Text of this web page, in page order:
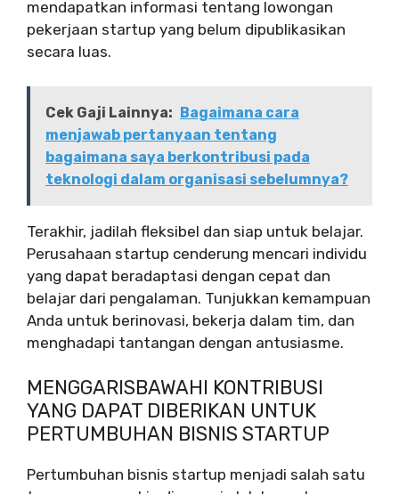
mendapatkan informasi tentang lowongan
pekerjaan startup yang belum dipublikasikan
secara luas.
Cek Gaji Lainnya: Bagaimana cara
menjawab pertanyaan tentang
bagaimana saya berkontribusi pada
teknologi dalam organisasi sebelumnya?
Terakhir, jadilah fleksibel dan siap untuk belajar.
Perusahaan startup cenderung mencari individu
yang dapat beradaptasi dengan cepat dan
belajar dari pengalaman. Tunjukkan kemampuan
Anda untuk berinovasi, bekerja dalam tim, dan
menghadapi tantangan dengan antusiasme.
MENGGARISBAWAHI KONTRIBUSI
YANG DAPAT DIBERIKAN UNTUK
PERTUMBUHAN BISNIS STARTUP
Pertumbuhan bisnis startup menjadi salah satu